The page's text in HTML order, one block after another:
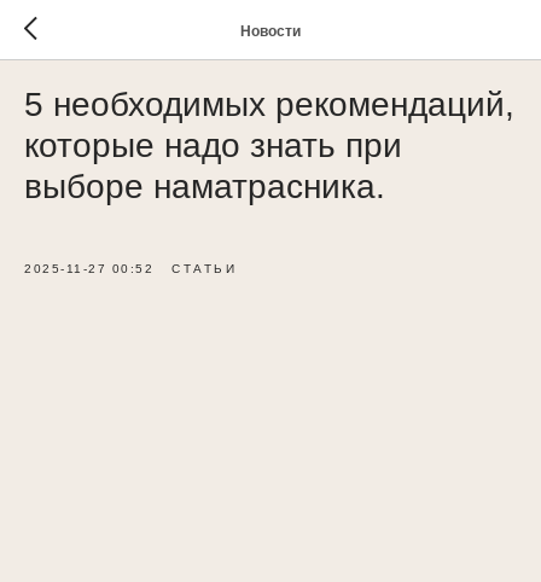
Новости
5 необходимых рекомендаций,
которые надо знать при
выборе наматрасника.
2025-11-27 00:52 СТАТЬИ